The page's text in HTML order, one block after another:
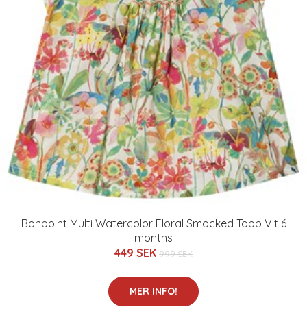
Bonpoint Multi Watercolor Floral Smocked Topp Vit 6
months
449 SEK 999 SEK
MER INFO!